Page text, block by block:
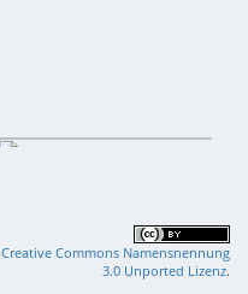
Creative Commons Namensnennung
3.0 Unported Lizenz.